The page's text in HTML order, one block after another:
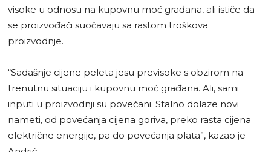
visoke u odnosu na kupovnu moć građana, ali ističe da
se proizvođači suočavaju sa rastom troškova
proizvodnje.
“Sadašnje cijene peleta jesu previsoke s obzirom na
trenutnu situaciju i kupovnu moć građana. Ali, sami
inputi u proizvodnji su povećani. Stalno dolaze novi
nameti, od povećanja cijena goriva, preko rasta cijena
električne energije, pa do povećanja plata”, kazao je